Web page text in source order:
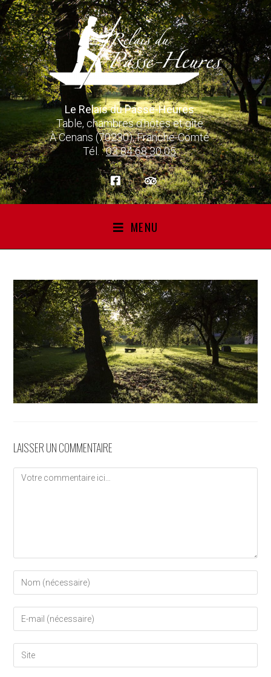
Le Relais du Passe-Heures
Table, chambres d’hôtes et gîte
À Cenans (70230), Franche-Comté
Tél. :03 84 68 30 05
MENU
LAISSER UN COMMENTAIRE